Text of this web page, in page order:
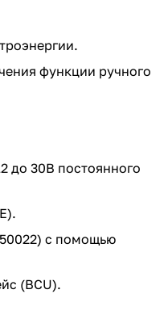
функции ручного
до 30В постоянного
с помощью
(BCU).